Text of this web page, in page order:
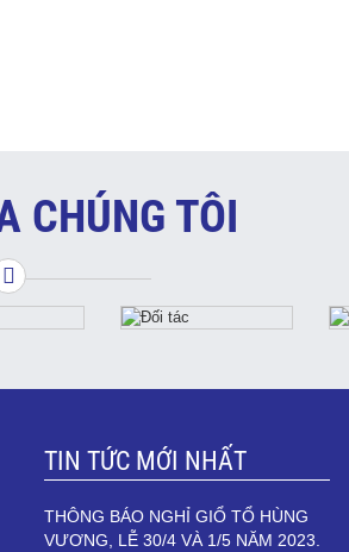
CHÚNG TÔI
TIN TỨC MỚI NHẤT
THÔNG BÁO NGHỈ GIỔ TỔ HÙNG
VƯƠNG, LỄ 30/4 VÀ 1/5 NĂM 2023.